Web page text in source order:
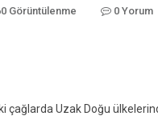
Görüntülenme 0 Yorum
Uzak Doğu